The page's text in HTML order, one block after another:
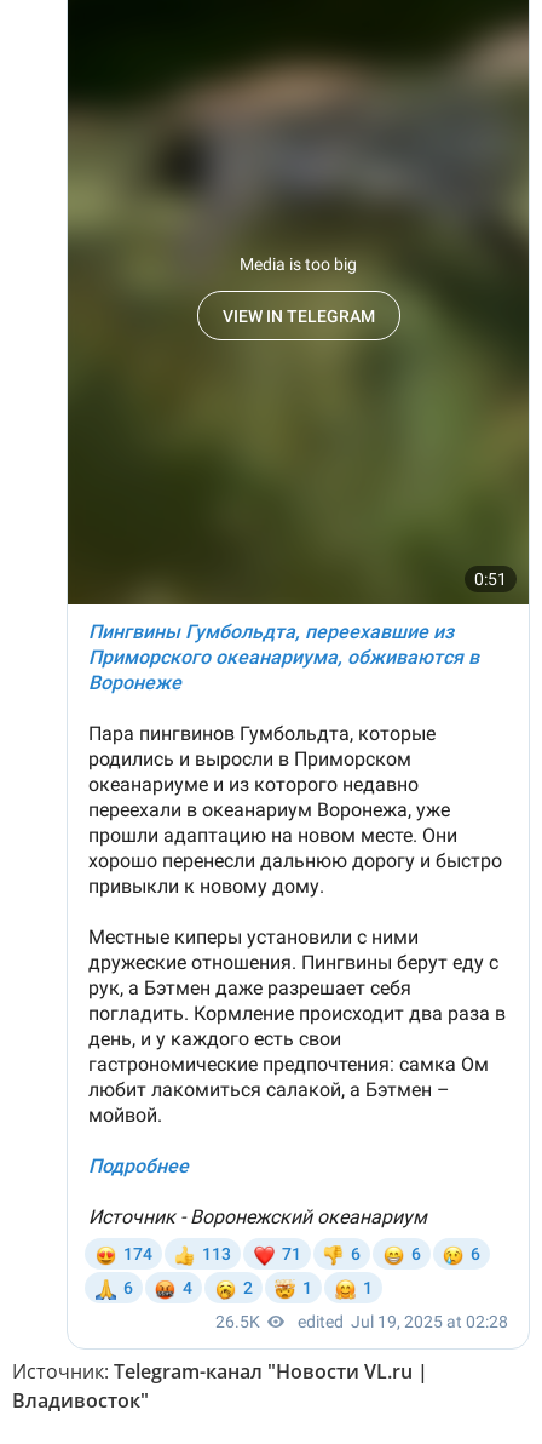
Источник: Telegram-канал "Новости VL.ru |
Владивосток"